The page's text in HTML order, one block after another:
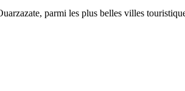
parmi les plus belles villes